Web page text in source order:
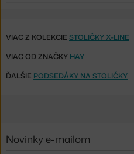
VIAC Z KOLEKCIE STOLIČKY X-LINE
VIAC OD ZNAČKY HAY
ĎALŠIE PODSEDÁKY NA STOLIČKY
Novinky e-mailom